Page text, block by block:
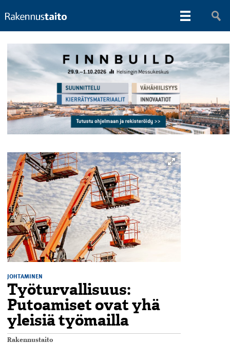
JOHTAMINEN
Työturvallisuus:
Putoamiset ovat yhä
yleisiä työmailla
Rakennustaito